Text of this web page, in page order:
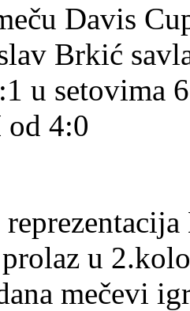
Davis
Brkić
u setovima
4:0
u
mečevi